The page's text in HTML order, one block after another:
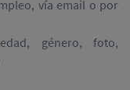
vía email o por
género, foto,